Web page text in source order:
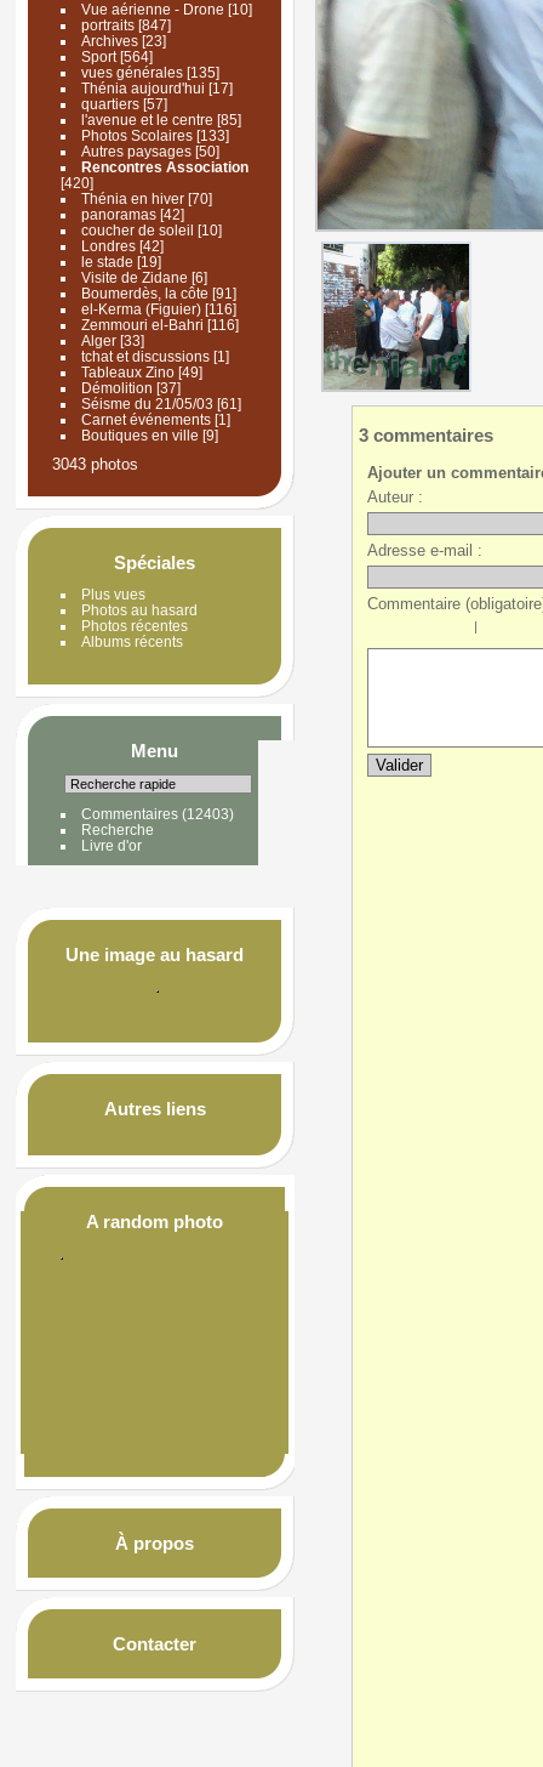
Vue aérienne - Drone [10]
portraits[847]
Archives [23]
Sport[564]
vues générales[135]
Thénia aujourd'hui [17]
quartiers[57]
l'avenue et le centre [85]
Photos Scolaires[133]
Autres paysages[50]
Rencontres Association
[420]
Thénia en hiver[70]
panoramas[42]
coucher de soleil [10]
Londres[42]
le stade [19]
Visite de Zidane [6]
Boumerdès, la côte [91]
el-Kerma (Figuier)[116]
Zemmouri el-Bahri [116]
Alger[33]
tchat et discussions[1]
Tableaux Zino[49]
Démolition [37]
Séisme du 21/05/03 [61]
Carnet événements[1]
Boutiques en ville [9]
3043 photos
Spéciales
Plus vues
Photos au hasard
Photos récentes
Albums récents
Menu
Commentaires(12403)
Recherche
Livre d'or
Une image au hasard
Autres liens
A random photo
À propos
Contacter
3 commentaires
Ajouter un
Auteur :
Adresse e-mail :
Commentaire
|